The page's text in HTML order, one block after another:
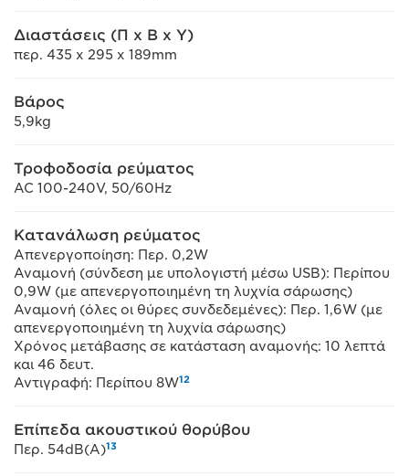
Διαστάσεις (Π x Β x Υ)
περ. 435 x 295 x 189mm
Βάρος
5,9kg
Τροφοδοσία ρεύματος
AC 100-240V, 50/60Hz
Κατανάλωση ρεύματος
Απενεργοποίηση: Περ. 0,2W
Αναμονή (σύνδεση με υπολογιστή μέσω USB): Περίπου
0,9W (με απενεργοποιημένη τη λυχνία σάρωσης)
Αναμονή (όλες οι θύρες συνδεδεμένες): Περ. 1,6W (με
απενεργοποιημένη τη λυχνία σάρωσης)
Χρόνος μετάβασης σε κατάσταση αναμονής: 10 λεπτά
και 46 δευτ.
Αντιγραφή: Περίπου 8W12
Επίπεδα ακουστικού θορύβου
Περ. 54dB(A)13